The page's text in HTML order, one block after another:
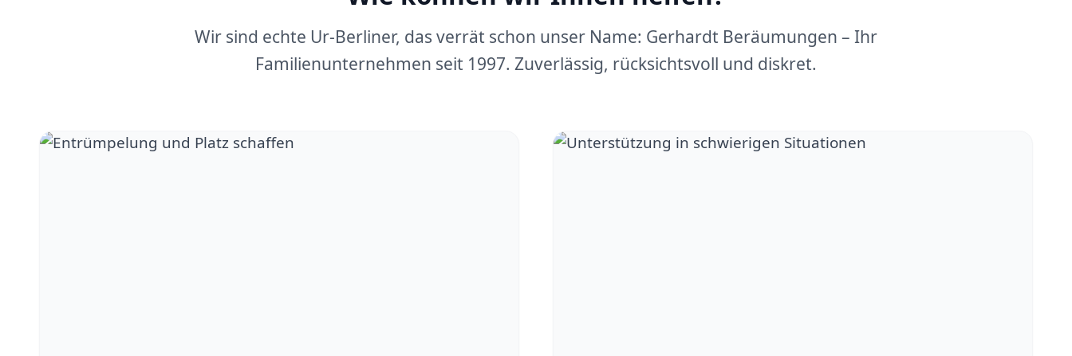
Wir sind echte Ur-Berliner, das verrät schon unser Name: Gerhardt Beräumungen – Ihr
Familienunternehmen seit 1997. Zuverlässig, rücksichtsvoll und diskret.